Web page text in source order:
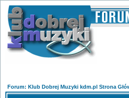
Forum: Klub Dobrej Muzyki kdm.pl Strona